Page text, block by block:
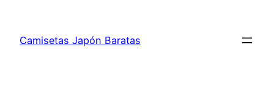
contenido
Camisetas Japón Baratas